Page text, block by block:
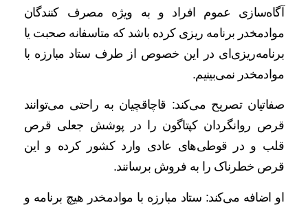
آگاه‌سازی عموم افراد و به ویژه مصرف کنندگان
موادمخدر برنامه ریزی کرده باشد که متاسفانه صحبت یا
برنامه‌ریزی‌ای در این خصوص از طرف ستاد مبارزه با
موادمخدر نمی‌بینیم.
صفاتیان تصریح می‌کند: قاچاقچیان به راحتی می‌توانند
قرص روانگردان کپتاگون را در پوشش جعلی قرص
قلب و در قوطی‌های عادی وارد کشور کرده و این
قرص خطرناک را به فروش برسانند.
او اضافه می‌کند: ستاد مبارزه با موادمخدر هیچ برنامه و